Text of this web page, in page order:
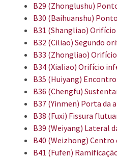
B29 (Zhonglushu)
B30 (Baihuanshu)
B31 (Shangliao)
B32 (Ciliao) Segundo
B33 (Zhongliao)
B34 (Xialiao) Orifício
B35 (Huiyang) Encontro
B36 (Chengfu)
B37 (Yinmen) Porta da
B38 (Fuxi) Fissura
B39 (Weiyang) Lateral
B40 (Weizhong)
B41 (Fufen)